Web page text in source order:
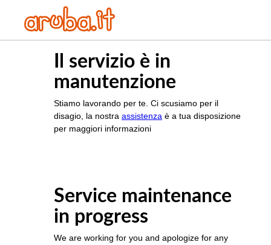
Il servizio è in
manutenzione
Stiamo lavorando per te. Ci scusiamo per il
disagio, la nostra assistenza è a tua disposizione
per maggiori informazioni
Service maintenance
in progress
We are working for you and apologize for any